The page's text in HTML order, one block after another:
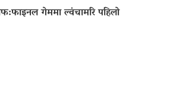
गेममा ल्वंचामरि पहिलो